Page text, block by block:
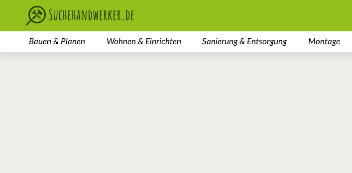
Bauen & Planen Wohnen & Einrichten Sanierung & Entsorgung Montage